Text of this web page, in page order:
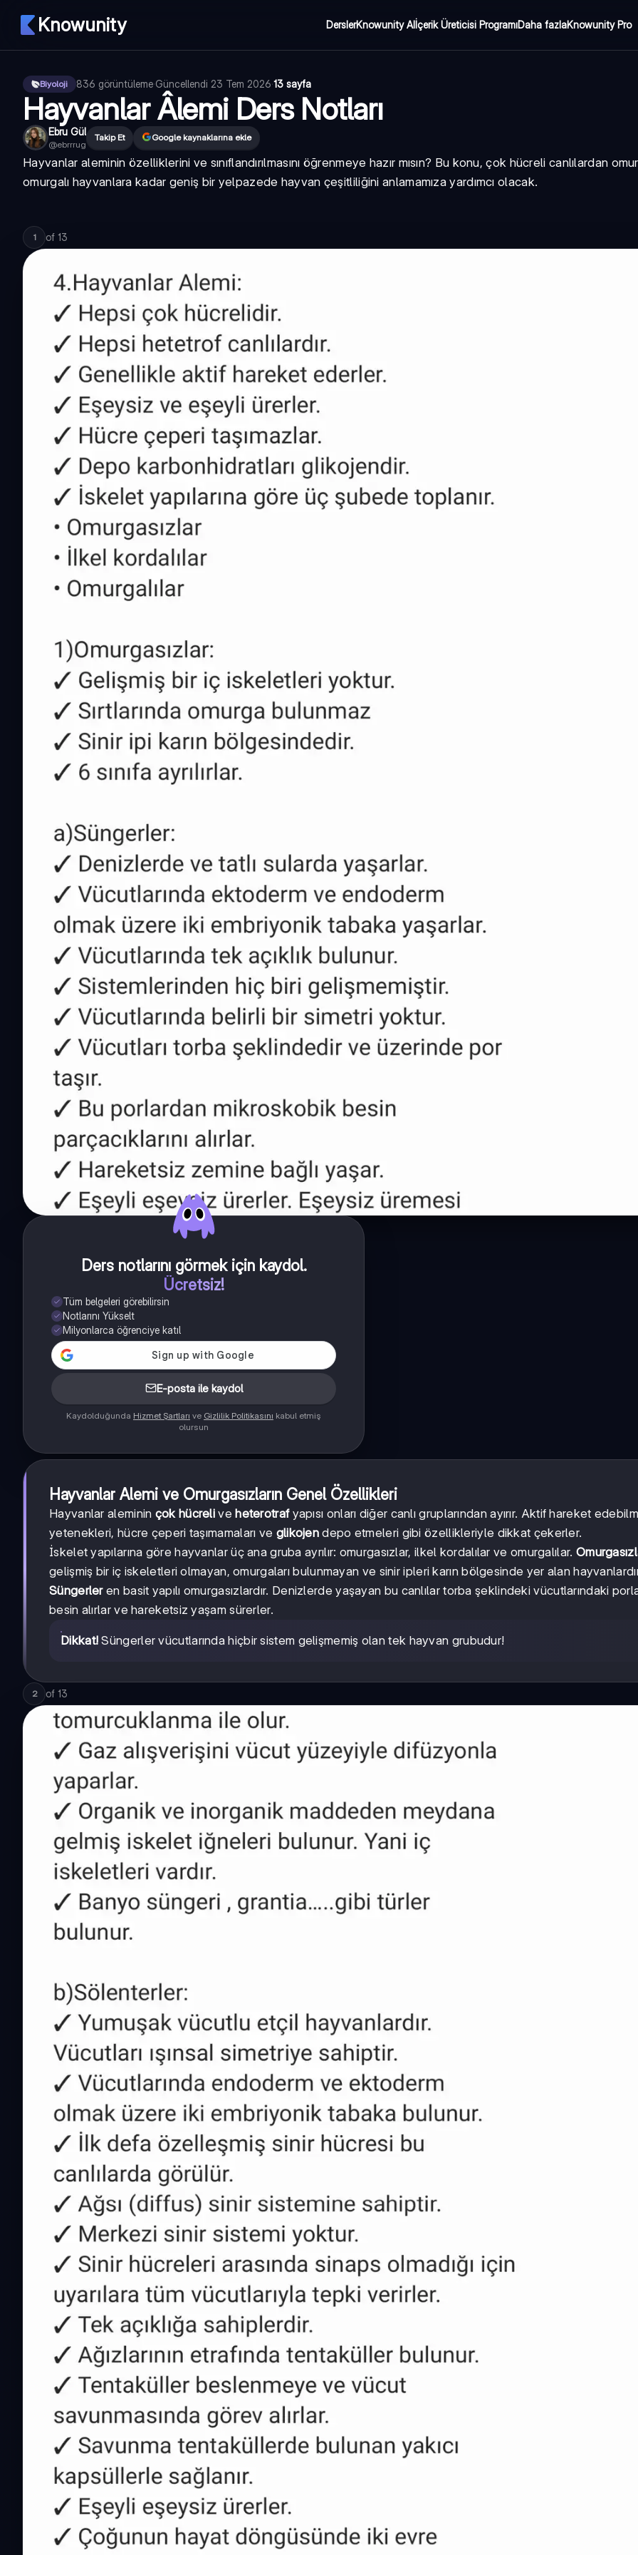
Knowunity DerslerKnowunity AIİçerik Üreticisi ProgramıDaha fazlaKnowunity Pro
Biyoloji 836 görüntüleme·Güncellendi 23 Tem 2026·13 sayfa
Hayvanlar Âlemi Ders Notları
Ebru Gül
@ebrrrug
Takip Et Google kaynaklarına ekle
Hayvanlar aleminin özelliklerini ve sınıflandırılmasını öğrenmeye hazır mısın? Bu konu, çok hücreli canlılardan
omurgalı hayvanlara kadar geniş bir yelpazede hayvan çeşitliliğini anlamamıza yardımcı olacak.
1 of 13
Ders notlarını görmek için kaydol.
Ücretsiz!
Tüm belgeleri görebilirsin
Notlarını Yükselt
Milyonlarca öğrenciye katıl
E-posta ile kaydol
Kaydolduğunda Hizmet Şartları ve Gizlilik Politikasını kabul etmiş
olursun
Hayvanlar Alemi ve Omurgasızların Genel Özellikleri
Hayvanlar aleminin çok hücreli ve heterotrafyapısı onları diğer canlı gruplarından ayırır. Aktif hareket
yetenekleri, hücre çeperi taşımamaları ve glikojen depo etmeleri gibi özellikleriyle dikkat çekerler.
İskelet yapılarına göre hayvanlar üç ana gruba ayrılır: omurgasızlar, ilkel kordalılar ve omurgalılar.
gelişmiş bir iç iskeletleri olmayan, omurgaları bulunmayan ve sinir ipleri karın bölgesinde yer alan
Süngerleren basit yapılı omurgasızlardır. Denizlerde yaşayan bu canlılar torba şeklindeki vücutlarındaki
besin alırlar ve hareketsiz yaşam sürerler.
Dikkat! Süngerler vücutlarında hiçbir sistem gelişmemiş olan tek hayvan grubudur!
2 of 13